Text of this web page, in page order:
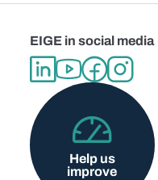
EIGE in social media
Help us
improve